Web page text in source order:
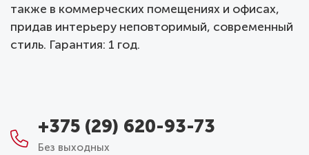
также в коммерческих помещениях и офисах,
придав интерьеру неповторимый, современный
стиль. Гарантия: 1 год.
+375 (29) 620-93-73
Без выходных